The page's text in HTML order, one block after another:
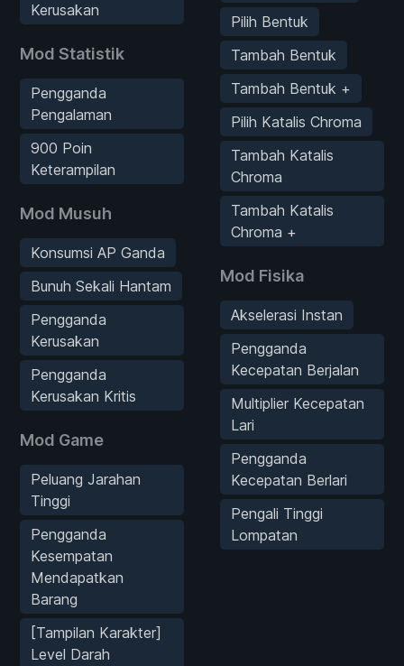
Kerusakan
Mod Statistik
Pengganda
Pengalaman
900 Poin
Keterampilan
Mod Musuh
Konsumsi AP Ganda
Bunuh Sekali Hantam
Pengganda
Kerusakan
Pengganda
Kerusakan Kritis
Mod Game
Peluang Jarahan
Tinggi
Pengganda
Kesempatan
Mendapatkan
Barang
[Tampilan Karakter]
Level Darah
Pilih Bentuk
Tambah Bentuk
Tambah Bentuk +
Pilih Katalis Chroma
Tambah Katalis
Chroma
Tambah Katalis
Chroma +
Mod Fisika
Akselerasi Instan
Pengganda
Kecepatan Berjalan
Multiplier Kecepatan
Lari
Pengganda
Kecepatan Berlari
Pengali Tinggi
Lompatan